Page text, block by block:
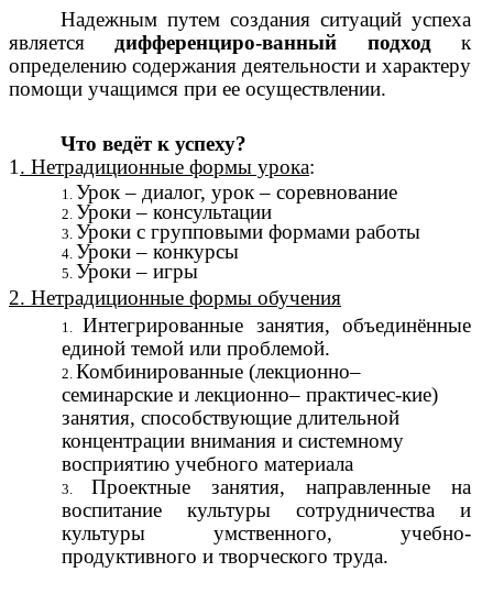
Надежным путем создания ситуаций успеха
является дифференциро-ванный подход к
определению содержания деятельности и характеру
помощи учащимся при ее осуществлении.
Что ведёт к успеху?
1 . Нетрадиционные формы урока:
Урок – диалог, урок – соревнование
Уроки – консультации
Уроки с групповыми формами работы
Уроки – конкурсы
Уроки – игры
2. Нетрадиционные формы обучения
Интегрированные занятия, объединённые
единой темой или проблемой.
Комбинированные (лекционно–
семинарские и лекционно– практичес-кие)
занятия, способствующие длительной
концентрации внимания и системному
восприятию учебного материала
Проектные занятия, направленные на
воспитание культуры сотрудничества и
культуры умственного, учебно-
продуктивного и творческого труда.